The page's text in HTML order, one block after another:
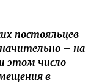
постояльцев
– на
этом число
в